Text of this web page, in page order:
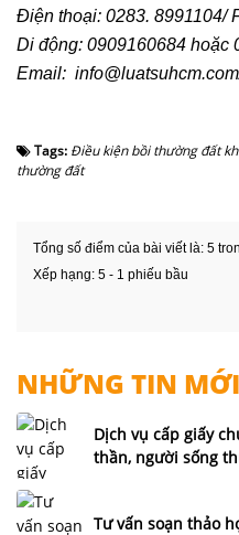
Điện thoại: 0283. 8991104/
Di động: 0909160684 hoặc
Email: info@luatsuhcm.com
Tags: Điều kiện bồi thường đất
thường đất
Tổng số điểm của bài viết là: 5
Xếp hạng: 5 - 1 phiếu bầu
NHỮNG TIN
Dịch vụ cấp giấy
thần, người sống
Tư vấn soạn thảo